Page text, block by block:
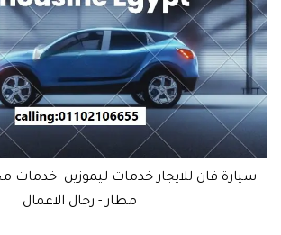
سيارة فان للايجار-خدمات ليموزين -
مطار - رجال الاعمال